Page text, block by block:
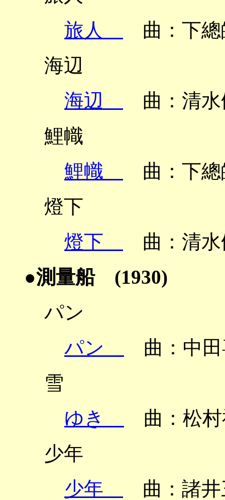
旅人
曲：下總
海辺
海辺
曲：清水
鯉幟
鯉幟
曲：下總
燈下
燈下
曲：清水
●測量船 (1930)
パン
パン
曲：中田
雪
ゆき
曲：松村
少年
少年
曲：諸井